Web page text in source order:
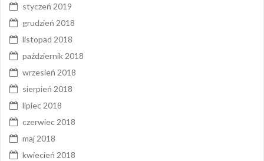
styczeń 2019
grudzień 2018
listopad 2018
październik 2018
wrzesień 2018
sierpień 2018
lipiec 2018
czerwiec 2018
maj 2018
kwiecień 2018